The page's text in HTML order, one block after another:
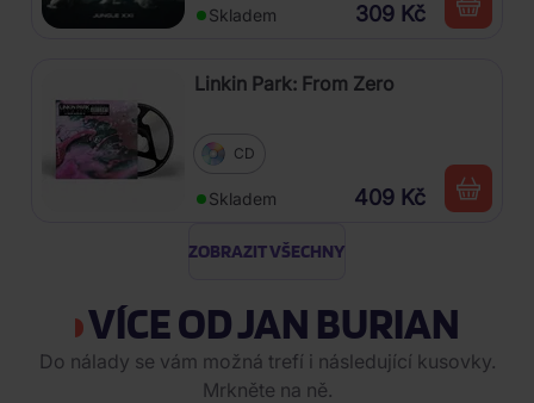
Skladem 309 Kč
Linkin Park: From Zero
CD
Skladem 409 Kč
ZOBRAZIT VŠECHNY
VÍCE OD JAN BURIAN
Do nálady se vám možná trefí i následující kusovky.
Mrkněte na ně.